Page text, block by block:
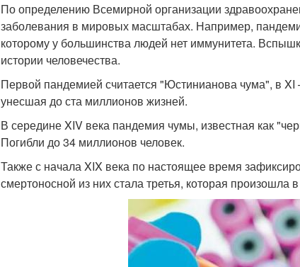
По определению Всемирной организации
заболевания в мировых масштабах. Например,
которому у большинства людей нет иммунитета.
истории человечества.
Первой пандемией считается "Юстинианова чума", в
унесшая до ста миллионов жизней.
В середине XIV века пандемия чумы, известная как
Погибли до 34 миллионов человек.
Также с начала XIX века по настоящее время
смертоносной из них стала третья, которая произошла